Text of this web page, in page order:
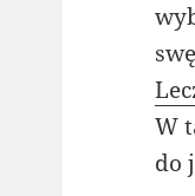
W
do